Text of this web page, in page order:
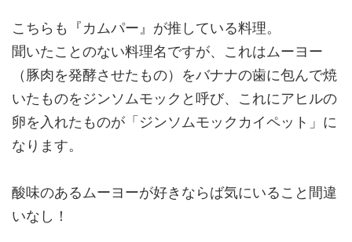
こちらも『カムパー』が推している料理。
聞いたことのない料理名ですが、これはムーヨー
（豚肉を発酵させたもの）をバナナの歯に包んで焼
いたものをジンソムモックと呼び、これにアヒルの
卵を入れたものが「ジンソムモックカイペット」に
なります。
酸味のあるムーヨーが好きならば気にいること間違
いなし！